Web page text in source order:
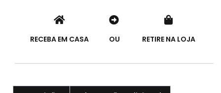
RECEBA EM CASA OU RETIRE NA LOJA